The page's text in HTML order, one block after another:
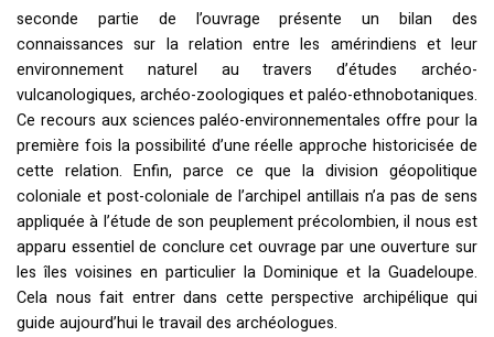
seconde partie de l’ouvrage présente un bilan des
connaissances sur la relation entre les amérindiens et leur
environnement naturel au travers d’études archéo-
vulcanologiques, archéo-zoologiques et paléo-ethnobotaniques.
Ce recours aux sciences paléo-environnementales offre pour la
première fois la possibilité d’une réelle approche historicisée de
cette relation. Enfin, parce ce que la division géopolitique
coloniale et post-coloniale de l’archipel antillais n’a pas de sens
appliquée à l’étude de son peuplement précolombien, il nous est
apparu essentiel de conclure cet ouvrage par une ouverture sur
les îles voisines en particulier la Dominique et la Guadeloupe.
Cela nous fait entrer dans cette perspective archipélique qui
guide aujourd’hui le travail des archéologues.